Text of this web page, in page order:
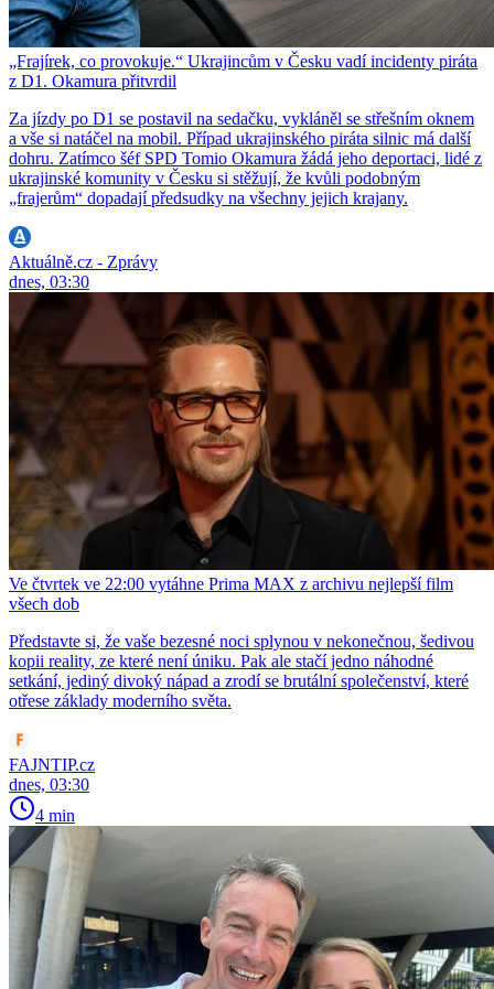
„Frajírek, co provokuje.“ Ukrajincům v Česku vadí incidenty piráta
z D1. Okamura přitvrdil
Za jízdy po D1 se postavil na sedačku, vykláněl se střešním oknem
a vše si natáčel na mobil. Případ ukrajinského piráta silnic má další
dohru. Zatímco šéf SPD Tomio Okamura žádá jeho deportaci, lidé z
ukrajinské komunity v Česku si stěžují, že kvůli podobným
„frajerům“ dopadají předsudky na všechny jejich krajany.
Aktuálně.cz - Zprávy
dnes, 03:30
Ve čtvrtek ve 22:00 vytáhne Prima MAX z archivu nejlepší film
všech dob
Představte si, že vaše bezesné noci splynou v nekonečnou, šedivou
kopii reality, ze které není úniku. Pak ale stačí jedno náhodné
setkání, jediný divoký nápad a zrodí se brutální společenství, které
otřese základy moderního světa.
FAJNTIP.cz
dnes, 03:30
4 min